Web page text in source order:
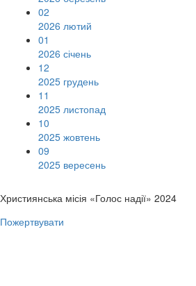
02
2026 лютий
01
2026 січень
12
2025 грудень
11
2025 листопад
10
2025 жовтень
09
2025 вересень
Християнська місія «Голос надії» 2024
Пожертвувати